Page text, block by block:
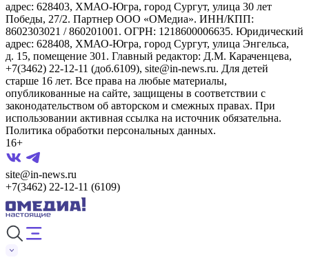
адрес: 628403, ХМАО-Югра, город Сургут, улица 30 лет
Победы, 27/2. Партнер ООО «ОМедиа». ИНН/КПП:
8602303021 / 860201001. ОГРН: 1218600006635. Юридический
адрес: 628408, ХМАО-Югра, город Сургут, улица Энгельса,
д. 15, помещение 301. Главный редактор: Д.М. Караченцева,
+7(3462) 22-12-11 (доб.6109), site@in-news.ru. Для детей
старше 16 лет. Все права на любые материалы,
опубликованные на сайте, защищены в соответствии с
законодательством об авторском и смежных правах. При
использовании активная ссылка на источник обязательна.
Политика обработки персональных данных.
16+
site@in-news.ru
+7(3462) 22-12-11 (6109)